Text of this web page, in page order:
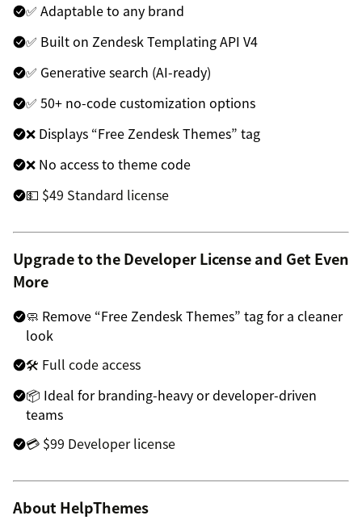
✅ Adaptable to any brand
✅ Built on Zendesk Templating API V4
✅ Generative search (AI-ready)
✅ 50+ no-code customization options
❌ Displays “Free Zendesk Themes” tag
❌ No access to theme code
💵 $49 Standard license
Upgrade to the Developer License and Get Even
More
🧼 Remove “Free Zendesk Themes” tag for a cleaner
look
🛠 Full code access
📦 Ideal for branding-heavy or developer-driven
teams
💳 $99 Developer license
About HelpThemes